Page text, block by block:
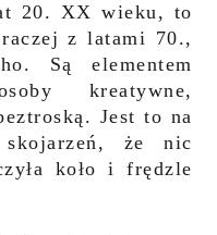
20. XX wieku, to
z latami 70.,
Są elementem
kreatywne,
Jest to na
że nic
koło i frędzle